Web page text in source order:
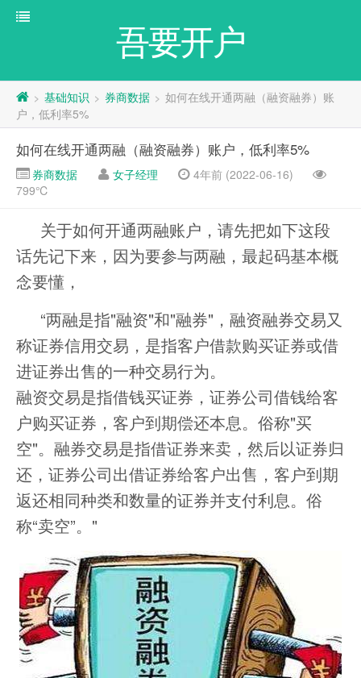
吾要开户
> 基础知识 > 券商数据 > 如何在线开通两融（融资融券）账
户，低利率5%
如何在线开通两融（融资融券）账户，低利率5%
券商数据 女子经理
4年前 (2022-06-16)
799℃
关于如何开通两融账户，请先把如下这段
话先记下来，因为要参与两融，最起码基本概
念要懂，
“两融是指"融资"和"融券"，融资融券交易又
称证券信用交易，是指客户借款购买证券或借
进证券出售的一种交易行为。
融资交易是指借钱买证券，证券公司借钱给客
户购买证券，客户到期偿还本息。俗称"买
空"。融券交易是指借证券来卖，然后以证券归
还，证券公司出借证券给客户出售，客户到期
返还相同种类和数量的证券并支付利息。俗
称“卖空”。"